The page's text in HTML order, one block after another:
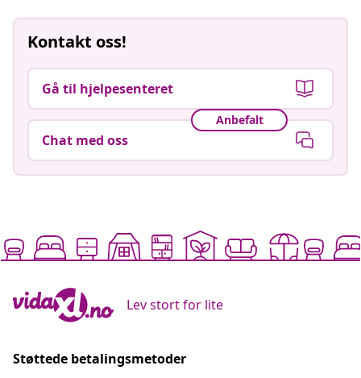
Kontakt oss!
Gå til hjelpesenteret
Anbefalt
Chat med oss
Lev stort for lite
Støttede betalingsmetoder